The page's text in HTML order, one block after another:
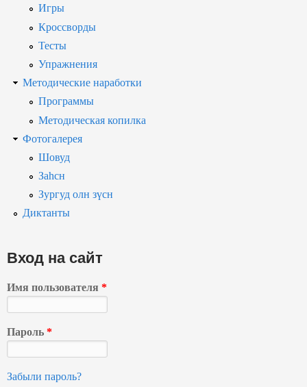
Игры
Кроссворды
Тесты
Упражнения
Методические наработки
Программы
Методическая копилка
Фотогалерея
Шовуд
Заһсн
Зургуд олн зүсн
Диктанты
Вход на сайт
Имя пользователя *
Пароль *
Забыли пароль?